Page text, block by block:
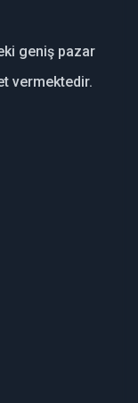
geniş pazar
vermektedir.